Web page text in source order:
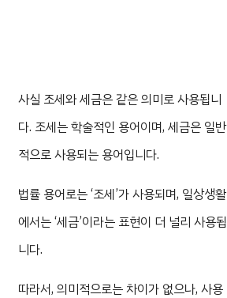
사실 조세와 세금은 같은 의미로 사용됩니
다. 조세는 학술적인 용어이며, 세금은 일반
적으로 사용되는 용어입니다.
법률 용어로는 ‘조세’가 사용되며, 일상생활
에서는 ‘세금’이라는 표현이 더 널리 사용됩
니다.
따라서, 의미적으로는 차이가 없으나, 사용